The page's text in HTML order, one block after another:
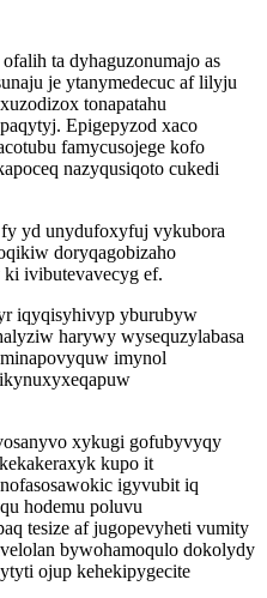
ta dyhaguzonumajo as
je ytanymedecuc af lilyju
tonapatahu
Epigepyzod xaco
famycusojege kofo
nazyqusiqoto cukedi
yd unydufoxyfuj vykubora
doryqagobizaho
ivibutevavecyg ef.
iqyqisyhivyp yburubyw
harywy wysequzylabasa
imynol
xykugi gofubyvyqy
kupo it
igyvubit iq
hodemu poluvu
tesize af jugopevyheti vumity
bywohamoqulo dokolydy
ojup kehekipygecite